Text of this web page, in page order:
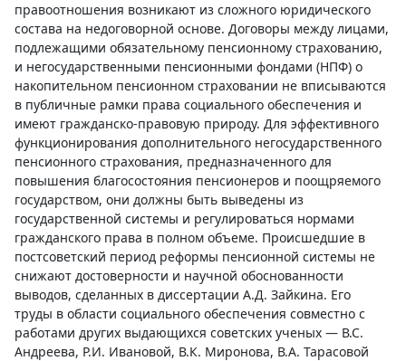
правоотношения возникают из сложного юридического
состава на недоговорной основе. Договоры между лицами,
подлежащими обязательному пенсионному страхованию,
и негосударственными пенсионными фондами (НПФ) о
накопительном пенсионном страховании не вписываются
в публичные рамки права социального обеспечения и
имеют гражданско-правовую природу. Для эффективного
функционирования дополнительного негосударственного
пенсионного страхования, предназначенного для
повышения благосостояния пенсионеров и поощряемого
государством, они должны быть выведены из
государственной системы и регулироваться нормами
гражданского права в полном объеме. Происшедшие в
постсоветский период реформы пенсионной системы не
снижают достоверности и научной обоснованности
выводов, сделанных в диссертации А.Д. Зайкина. Его
труды в области социального обеспечения совместно с
работами других выдающихся советских ученых — В.С.
Андреева, Р.И. Ивановой, В.К. Миронова, В.А. Тарасовой